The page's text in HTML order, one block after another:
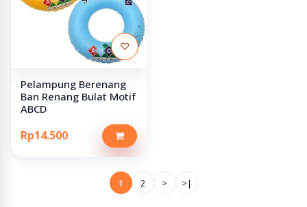
♡
Pelampung Berenang
Ban Renang Bulat Motif
ABCD
Rp14.500
1 2 > >|